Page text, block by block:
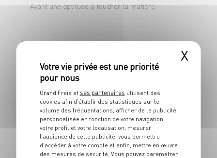
- Ayant une aptitude à toucher la matière.
Pour postuler en apprentissage, il faut avoir entre 16
ans révolus ou avoir terminé sa classe de 3ème, et
moins de 30 ans.
Concernant l'inscription au CFA, vous devrez faire les
démarches d'inscription directement auprès du CFA.
Attention ! Certains CFA demandent des dossiers de
pré-inscription ! Rapprochez-vous de ces derniers.
N'hésitez pas à vous rendre au sein de nos rayons
pour découvrir notre univers.
X
Grand Frais et ses partenaires utilisent des
cookies afin d’établir des statistiques sur le
volume des fréquentations, afficher de la publicité
personnalisée en fonction de votre navigation,
votre profil et votre localisation, mesurer
l’audience de cette publicité, vous permettre
d’accéder à votre compte et enfin, mettre en œuvre
des mesures de sécurité. Vous pouvez paramétrer